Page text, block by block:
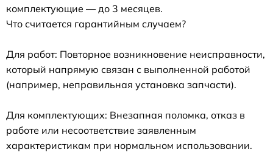
комплектующие — до 3 месяцев.
Что считается гарантийным случаем?
Для работ: Повторное возникновение неисправности,
который напрямую связан с выполненной работой
(например, неправильная установка запчасти).
Для комплектующих: Внезапная поломка, отказ в
работе или несоответствие заявленным
характеристикам при нормальном использовании.